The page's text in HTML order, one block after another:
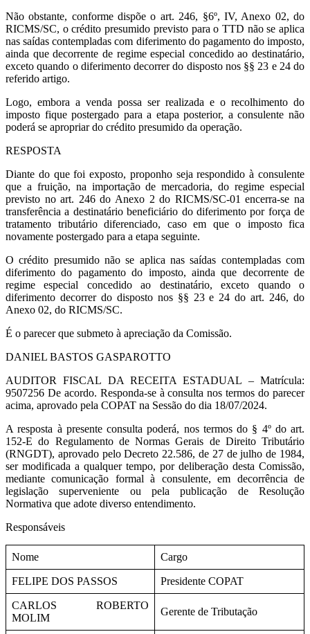
Não obstante, conforme dispõe o art. 246, §6º, IV, Anexo 02, do
RICMS/SC, o crédito presumido previsto para o TTD não se aplica
nas saídas contempladas com diferimento do pagamento do imposto,
ainda que decorrente de regime especial concedido ao destinatário,
exceto quando o diferimento decorrer do disposto nos §§ 23 e 24 do
referido artigo.
Logo, embora a venda possa ser realizada e o recolhimento do
imposto fique postergado para a etapa posterior, a consulente não
poderá se apropriar do crédito presumido da operação.
RESPOSTA
Diante do que foi exposto, proponho seja respondido à consulente
que a fruição, na importação de mercadoria, do regime especial
previsto no art. 246 do Anexo 2 do RICMS/SC-01 encerra-se na
transferência a destinatário beneficiário do diferimento por força de
tratamento tributário diferenciado, caso em que o imposto fica
novamente postergado para a etapa seguinte.
O crédito presumido não se aplica nas saídas contempladas com
diferimento do pagamento do imposto, ainda que decorrente de
regime especial concedido ao destinatário, exceto quando o
diferimento decorrer do disposto nos §§ 23 e 24 do art. 246, do
Anexo 02, do RICMS/SC.
É o parecer que submeto à apreciação da Comissão.
DANIEL BASTOS GASPAROTTO
AUDITOR FISCAL DA RECEITA ESTADUAL – Matrícula:
9507256 De acordo. Responda-se à consulta nos termos do parecer
acima, aprovado pela COPAT na Sessão do dia 18/07/2024.
A resposta à presente consulta poderá, nos termos do § 4º do art.
152-E do Regulamento de Normas Gerais de Direito Tributário
(RNGDT), aprovado pelo Decreto 22.586, de 27 de julho de 1984,
ser modificada a qualquer tempo, por deliberação desta Comissão,
mediante comunicação formal à consulente, em decorrência de
legislação superveniente ou pela publicação de Resolução
Normativa que adote diverso entendimento.
Responsáveis
Nome Cargo
FELIPE DOS PASSOS Presidente COPAT
CARLOS ROBERTO
MOLIM
Gerente de Tributação